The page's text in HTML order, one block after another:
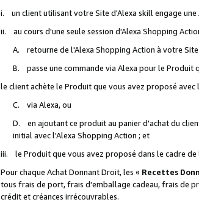
i. un client utilisant votre Site d'Alexa skill engage une
ii. au cours d'une seule session d'Alexa Shopping
A. retourne de l'Alexa Shopping Action à votre
B. passe une commande via Alexa pour le Produit
le client achète le Produit que vous avez proposé avec
C. via Alexa, ou
D. en ajoutant ce produit au panier d'achat du
initial avec l'Alexa Shopping Action ; et
iii. le Produit que vous avez proposé dans le cadre de
Pour chaque Achat Donnant Droit, les « Recettes
tous frais de port, frais d'emballage cadeau, frais de
crédit et créances irrécouvrables.